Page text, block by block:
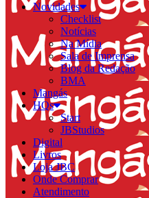
Novidades
Checklist
Notícias
Na Mídia
Sala de Imprensa
Blog da Redação
BMA
Mangás
HQs
Start
JBStudios
Digital
Livros
Loja JBC
Onde Comprar
Atendimento